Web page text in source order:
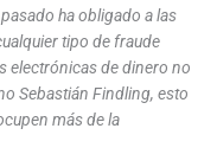
ha obligado a las
tipo de fraude
electrónicas de dinero no
Sebastián Findling, esto
más de la